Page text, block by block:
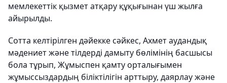
мемлекеттік қызмет атқару құқығынан үш жылға
айырылды.
Сотта келтірілген дәйекке сәйкес, Ахмет аудандық
мәдениет және тілдерді дамыту бөлімінің басшысы
бола тұрып, Жұмыспен қамту орталығымен
жұмыссыздардың біліктілігін арттыру, даярлау және